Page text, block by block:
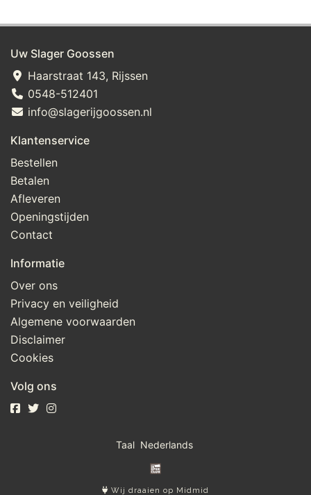
Uw Slager Goossen
Haarstraat 143, Rijssen
0548-512401
info@slagerijgoossen.nl
Klantenservice
Bestellen
Betalen
Afleveren
Openingstijden
Contact
Informatie
Over ons
Privacy en veiligheid
Algemene voorwaarden
Disclaimer
Cookies
Volg ons
Taal
Wij draaien op Midmid